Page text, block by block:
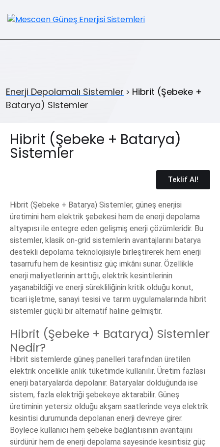
Enerji Depolamalı Sistemler > Hibrit (Şebeke +
Batarya) Sistemler
Hibrit (Şebeke + Batarya)
Sistemler
Teklif Al!
Hibrit (Şebeke + Batarya) Sistemler, güneş enerjisi
üretimini hem elektrik şebekesi hem de enerji depolama
altyapısı ile entegre eden gelişmiş enerji çözümleridir. Bu
sistemler, klasik on-grid sistemlerin avantajlarını batarya
destekli depolama teknolojisiyle birleştirerek hem enerji
tasarrufu hem de kesintisiz güç imkânı sunar. Özellikle
enerji maliyetlerinin arttığı, elektrik kesintilerinin
yaşanabildiği ve enerji sürekliliğinin kritik olduğu konut,
ticari işletme, sanayi tesisi ve tarım uygulamalarında hibrit
sistemler güçlü bir alternatif haline gelmiştir.
Hibrit (Şebeke + Batarya) Sistemler
Nedir?
Hibrit sistemlerde güneş panelleri tarafından üretilen
elektrik öncelikle anlık tüketimde kullanılır. Üretim fazlası
enerji bataryalarda depolanır. Bataryalar dolduğunda ise
sistem, fazla elektriği şebekeye aktarabilir. Güneş
üretiminin yetersiz olduğu akşam saatlerinde veya elektrik
kesintisi durumunda depolanan enerji devreye girer.
Böylece kullanıcı hem şebeke bağlantısının avantajını
sürdürür hem de enerji depolama sayesinde kesintisiz güç